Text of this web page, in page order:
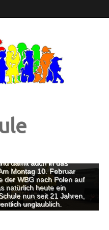
An diesem Tag, im Jahr
damit auch in das
Montag 10. Februar
der WBG nach Polen auf
natürlich heute ein
nun seit 21 Jahren,
unglaublich.